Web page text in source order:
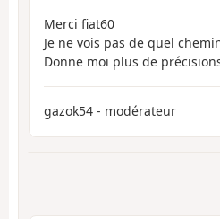
Merci fiat60
Je ne vois pas de quel
Donne moi plus de
gazok54 - modérateur